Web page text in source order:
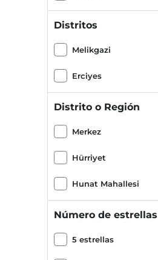
Distritos
Melikgazi
Erciyes
Distrito o Región
Merkez
Hürriyet
Hunat Mahallesi
Número de estrellas
5 estrellas